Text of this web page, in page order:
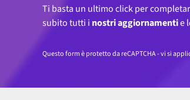
Ti basta un ultimo click per
subito tutti i nostri aggiornamentie
Questo form è protetto da reCAPTCHA - vi si